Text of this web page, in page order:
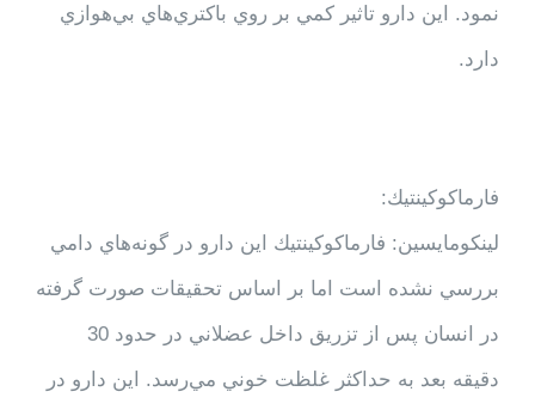
نمود. اين دارو تاثير كمي بر روي باكتري‌هاي بي‌هوازي
دارد.
فارماكوكينتيك:
لينكومايسين: فارماكوكينتيك اين دارو در گونه‌هاي دامي
بررسي نشده است اما بر اساس تحقيقات صورت گرفته
در انسان پس از تزريق داخل عضلاني در حدود 30
دقيقه بعد به حداكثر غلظت خوني مي‌رسد. اين دارو در